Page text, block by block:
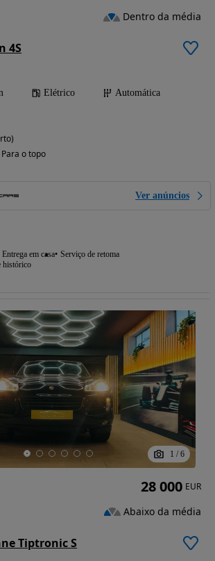
4S
Elétrico
Automática
o topo
Ver anúncios
Entrega em casa Serviço de retoma
histórico
Dentro da média
1 / 6
Tiptronic S
28 000 EUR
Abaixo da média